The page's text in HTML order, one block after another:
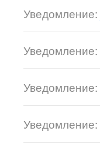
Уведомление:
Уведомление:
Уведомление:
Уведомление: